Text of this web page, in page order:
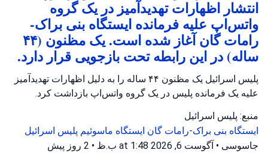
انتشار اظهارات تهدیدآمیز در یک گروه
واتس‌اپ علیه فرمانده ایستگاه بنی براک-
رامات گان آغاز شده است. یک مظنون (۴۴
ساله) در این رابطه تحت بازجویی قرار دارد.
پلیس اسرائیل یک مظنون ۴۴ ساله را به دلیل اظهارات تهدیدآمیز
علیه یک فرمانده پلیس در یک گروه واتس‌اپ بازداشت کرد.
منبع: پلیس اسرائیل
ایستگاه بنی براک-رامات گان ایستگاه ماسوئیم پلیس اسرائیل
جاسوسی • آگوست 6, 2026 at 1:48 ب.ظ • 2 روز پیش